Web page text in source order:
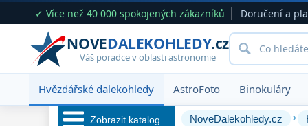
✓ Více než 40 000 spokojených zákazníků Doručení a
NOVEDALEKOHLEDY.cz
Váš poradce v oblasti astronomie
Hvězdářské dalekohledy AstroFoto Binokuláry
Zobrazit katalog NoveDalekohledy.cz ›